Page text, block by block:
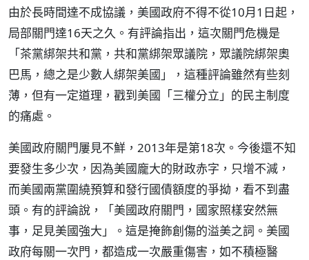
由於長時間達不成協議，美國政府不得不從10月1日起，
局部關門達16天之久。有評論指出，這次關門危機是
「茶黨綁架共和黨，共和黨綁架眾議院，眾議院綁架奧
巴馬，總之是少數人綁架美國」，這種評論雖然有些刻
薄，但有一定道理，戳到美國「三權分立」的民主制度
的痛處。
美國政府關門屢見不鮮，2013年是第18次。今後還不知
要發生多少次，因為美國龐大的財政赤字，只增不減，
而美國兩黨圍繞預算和發行國債額度的爭拗，看不到盡
頭。有的評論說，「美國政府關門，國家照樣安然無
事，足見美國強大」。這是掩飾創傷的溢美之詞。美國
政府每關一次門，都造成一次嚴重傷害，如不積極醫